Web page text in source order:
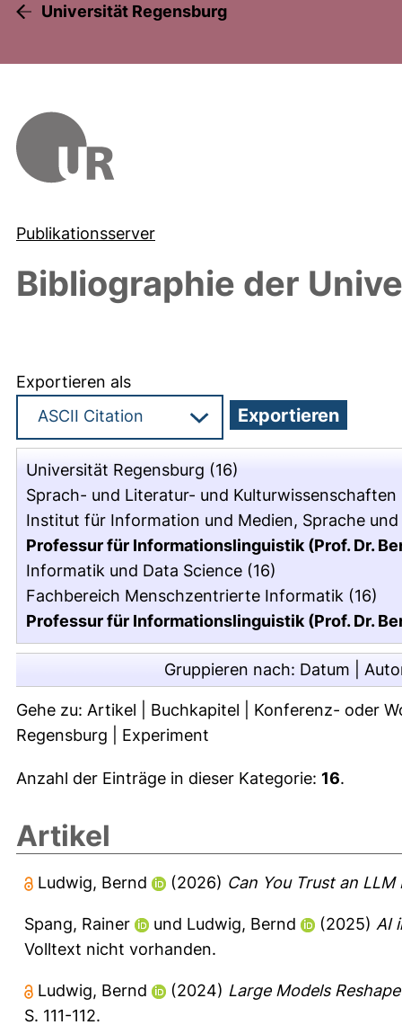
Universität Regensburg
Publikationsserver
Bibliographie der
Exportieren als
Universität Regensburg (16)
Sprach- und Literatur- und Kulturwissenschaften
Institut für Information und Medien, Sprache und
Professur für Informationslinguistik (Prof. Dr.
Informatik und Data Science (16)
Fachbereich Menschzentrierte Informatik (16)
Professur für Informationslinguistik (Prof. Dr.
Gruppieren nach: Datum
Gehe zu: Artikel Buchkapitel
Konferenz- oder
Regensburg
Experiment
Anzahl der Einträge in dieser Kategorie: 16.
Artikel
Ludwig, Bernd (2026) Can You Trust an
Spang, Rainer und Ludwig, Bernd (2025) AI
Volltext nicht vorhanden.
Ludwig, Bernd (2024) Large Models
S. 111-112.